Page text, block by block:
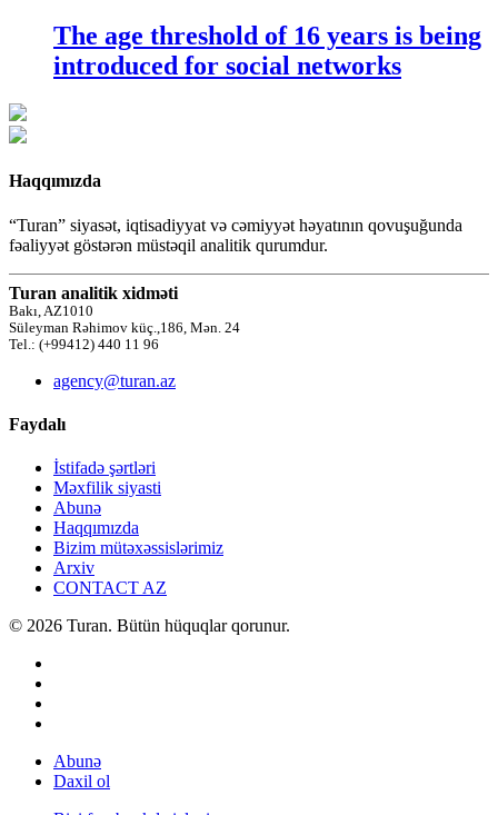
The age threshold of 16 years is being
introduced for social networks
Haqqımızda
“Turan” siyasət, iqtisadiyyat və cəmiyyət həyatının qovuşuğunda
fəaliyyət göstərən müstəqil analitik qurumdur.
Turan analitik xidməti
Bakı, AZ1010
Süleyman Rəhimov küç.,186, Mən. 24
Tel.: (+99412) 440 11 96
agency@turan.az
Faydalı
İstifadə şərtləri
Məxfilik siyasti
Abunə
Haqqımızda
Bizim mütəxəssislərimiz
Arxiv
CONTACT AZ
© 2026 Turan. Bütün hüquqlar qorunur.
Abunə
Daxil ol